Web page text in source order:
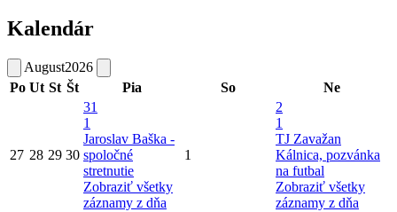
Kalendár
August2026
Po Ut St Št Pia So Ne
27 28 29 30
31
1
Jaroslav Baška -
spoločné
stretnutie
Zobraziť všetky
záznamy z dňa
1
2
1
TJ Zavažan
Kálnica, pozvánka
na futbal
Zobraziť všetky
záznamy z dňa